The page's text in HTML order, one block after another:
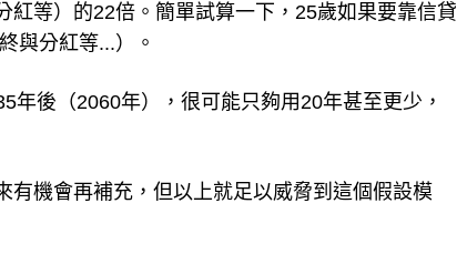
等）的22倍。簡單試算一下，25歲如果要靠信貸
與分紅等...）。
後（2060年），很可能只夠用20年甚至更少，
機會再補充，但以上就足以威脅到這個假設模